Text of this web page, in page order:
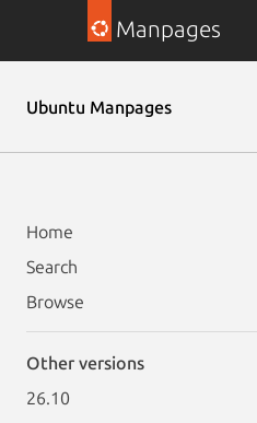
Manpages
Ubuntu Manpages
Home
Search
Browse
Other versions
26.10